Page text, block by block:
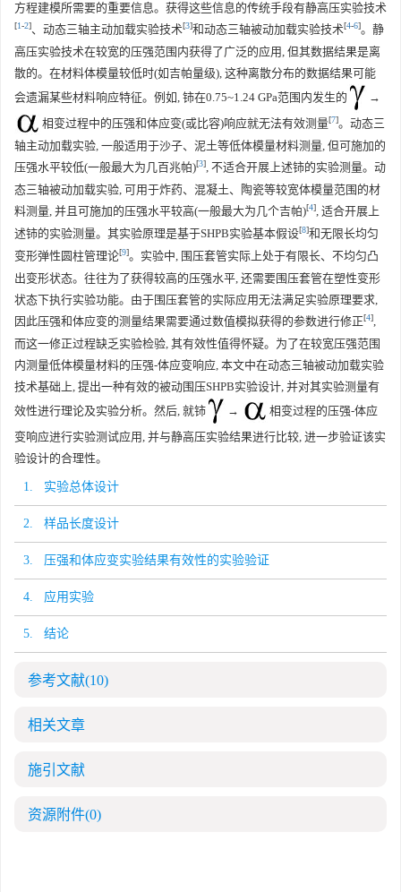
方程建模所需要的重要信息。获得这些信息的传统手段有静高压实验技术
[1-2]、动态三轴主动加载实验技术[3]和动态三轴被动加载实验技术[4-6]。静
高压实验技术在较宽的压强范围内获得了广泛的应用, 但其数据结果是离
散的。在材料体模量较低时(如吉帕量级), 这种离散分布的数据结果可能
会遗漏某些材料响应特征。例如, 铈在0.75~1.24 GPa范围内发生的
→
相变过程中的压强和体应变(或比容)响应就无法有效测量[7]。动态三
轴主动加载实验, 一般适用于沙子、泥土等低体模量材料测量, 但可施加的
压强水平较低(一般最大为几百兆帕)[3], 不适合开展上述铈的实验测量。动
态三轴被动加载实验, 可用于炸药、混凝土、陶瓷等较宽体模量范围的材
料测量, 并且可施加的压强水平较高(一般最大为几个吉帕)[4], 适合开展上
述铈的实验测量。其实验原理是基于SHPB实验基本假设[8]和无限长均匀
变形弹性圆柱管理论[9]。实验中, 围压套管实际上处于有限长、不均匀凸
出变形状态。往往为了获得较高的压强水平, 还需要围压套管在塑性变形
状态下执行实验功能。由于围压套管的实际应用无法满足实验原理要求,
因此压强和体应变的测量结果需要通过数值模拟获得的参数进行修正[4],
而这一修正过程缺乏实验检验, 其有效性值得怀疑。为了在较宽压强范围
内测量低体模量材料的压强-体应变响应, 本文中在动态三轴被动加载实验
技术基础上, 提出一种有效的被动围压SHPB实验设计, 并对其实验测量有
效性进行理论及实验分析。然后, 就铈
→
相变过程的压强-体应
变响应进行实验测试应用, 并与静高压实验结果进行比较, 进一步验证该实
验设计的合理性。
1. 实验总体设计
2. 样品长度设计
3. 压强和体应变实验结果有效性的实验验证
4. 应用实验
5. 结论
参考文献(10)
相关文章
施引文献
资源附件(0)